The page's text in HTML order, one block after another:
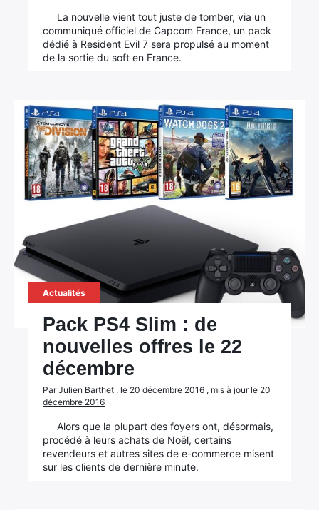
La nouvelle vient tout juste de tomber, via un
communiqué officiel de Capcom France, un pack
dédié à Resident Evil 7 sera propulsé au moment
de la sortie du soft en France.
Actualités
Pack PS4 Slim : de
nouvelles offres le 22
décembre
Par Julien Barthet , le 20 décembre 2016 , mis à jour le 20
décembre 2016
Alors que la plupart des foyers ont, désormais,
procédé à leurs achats de Noël, certains
revendeurs et autres sites de e-commerce misent
sur les clients de dernière minute.